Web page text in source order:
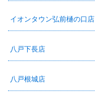
イオンタウン弘前樋の口店
八戸下長店
八戸根城店